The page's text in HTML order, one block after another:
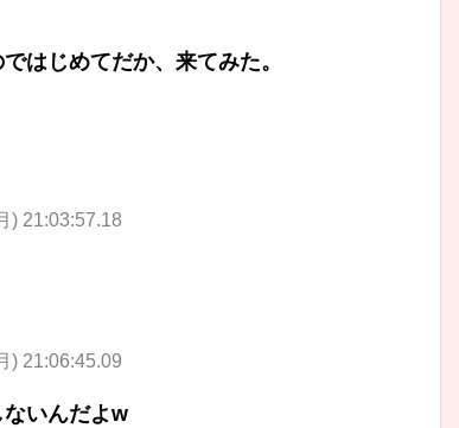
はじめてだか、来てみた。
) 21:03:57.18
) 21:06:45.09
いんだよw